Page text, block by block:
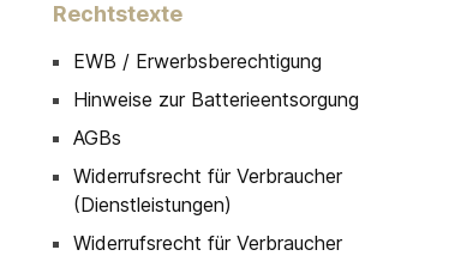
Rechtstexte
EWB / Erwerbsberechtigung
Hinweise zur Batterieentsorgung
AGBs
Widerrufsrecht für Verbraucher
(Dienstleistungen)
Widerrufsrecht für Verbraucher